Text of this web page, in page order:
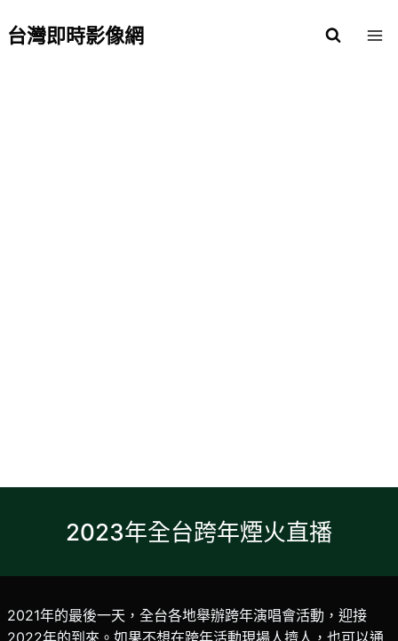
to台灣即時影像網
2023年全台跨年煙火直播
2021年的最後一天，全台各地舉辦跨年演唱會活動，迎接
2022年的到來。如果不想在跨年活動現場人擠人，也可以通